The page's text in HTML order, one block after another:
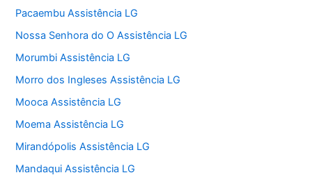
Pacaembu Assistência LG
Nossa Senhora do O Assistência LG
Morumbi Assistência LG
Morro dos Ingleses Assistência LG
Mooca Assistência LG
Moema Assistência LG
Mirandópolis Assistência LG
Mandaqui Assistência LG